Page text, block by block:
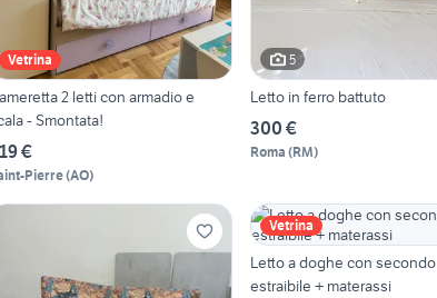
Vetrina
2 letti con armadio e
- Smontata!
€
Pierre(AO)
5
Letto in ferro battuto
300 €
Roma (RM)
Vetrina
Letto a doghe con secondo
estraibile + materassi